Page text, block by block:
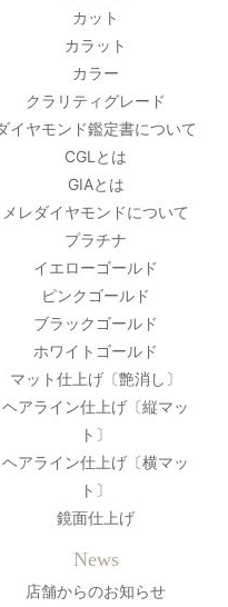
カット
カラット
カラー
クラリティグレード
イヤモンド鑑定書について
CGLとは
GIAとは
メレダイヤモンドについて
プラチナ
イエローゴールド
ピンクゴールド
ブラックゴールド
ホワイトゴールド
マット仕上げ〔艶消し〕
ヘアライン仕上げ〔縦マッ
ト〕
ヘアライン仕上げ〔横マッ
ト〕
鏡面仕上げ
News
店舗からのお知らせ